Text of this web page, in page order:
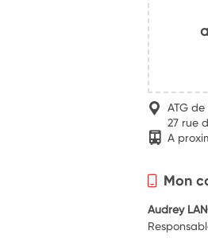
ATG
27 rue
A
Mon
Audrey